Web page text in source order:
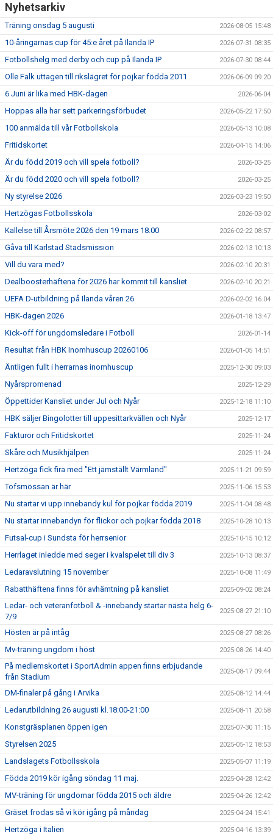
FÖRENINGSDOKUMENT
Nyhetsarkiv
Träning onsdag 5 augusti 2026-08-05 15:48
10-åringarnas cup för 45:e året på Ilanda IP 2026-07-31 08:35
Fotbollshelg med derby och cup på Ilanda IP 2026-07-30 08:44
Olle Falk uttagen till rikslägret för pojkar födda 2011 2026-06-09 09:20
6 Juni är lika med HBK-dagen 2026-06-04
Hoppas alla har sett parkeringsförbudet 2026-05-22 17:50
100 anmälda till vår Fotbollskola 2026-05-13 10:08
Fritidskortet 2026-04-15 14:06
Är du född 2019 och vill spela fotboll? 2026-03-25
Är du född 2020 och vill spela fotboll? 2026-03-25
Ny styrelse 2026 2026-03-23 19:50
Hertzögas Fotbollsskola 2026-03-02
Kallelse till Årsmöte 2026 den 19 mars 18.00 2026-02-22 08:57
Gåva till Karlstad Stadsmission 2026-02-13 10:13
Vill du vara med? 2026-02-10 20:31
Dealboosterhäftena för 2026 har kommit till kansliet 2026-02-10 20:21
UEFA D-utbildning på Ilanda våren 26 2026-02-02 16:04
HBK-dagen 2026 2026-01-18 13:47
Kick-off för ungdomsledare i Fotboll 2026-01-14
Resultat från HBK Inomhuscup 20260106 2026-01-05 14:51
Äntligen fullt i herrarnas inomhuscup 2025-12-30 09:03
Nyårspromenad 2025-12-29
Öppettider Kansliet under Jul och Nyår 2025-12-18 11:10
HBK säljer Bingolotter till uppesittarkvällen och Nyår 2025-12-17
Fakturor och Fritidskortet 2025-11-24
Skåre och Musikhjälpen 2025-11-24
Hertzöga fick fira med "Ett jämställt Värmland" 2025-11-21 09:59
Tofsmössan är här 2025-11-06 15:53
Nu startar vi upp innebandy kul för pojkar födda 2019 2025-11-04 08:48
Nu startar innebandyn för flickor och pojkar födda 2018 2025-10-28 10:13
Futsal-cup i Sundsta för herrsenior 2025-10-15 10:12
Herrlaget inledde med seger i kvalspelet till div 3 2025-10-13 08:37
Ledaravslutning 15 november 2025-10-08 11:49
Rabatthäftena finns för avhämtning på kansliet 2025-09-02 08:24
Ledar- och veteranfotboll & -innebandy startar nästa helg 6-
7/9
2025-08-27 21:10
Hösten är på intåg 2025-08-27 08:26
Mv-träning ungdom i höst 2025-08-26 14:40
På medlemskortet i SportAdmin appen finns erbjudande
från Stadium
2025-08-17 09:44
DM-finaler på gång i Arvika 2025-08-12 14:44
Ledarutbildning 26 augusti kl.18:00-21:00 2025-08-11 20:58
Konstgräsplanen öppen igen 2025-07-30 11:15
Styrelsen 2025 2025-05-12 18:53
Landslagets Fotbollsskola 2025-05-07 11:19
Födda 2019 kör igång söndag 11 maj. 2025-04-28 12:42
MV-träning för ungdomar födda 2015 och äldre 2025-04-26 12:42
Gräset frodas så vi kör igång på måndag 2025-04-24 15:41
Hertzöga i Italien 2025-04-16 13:39